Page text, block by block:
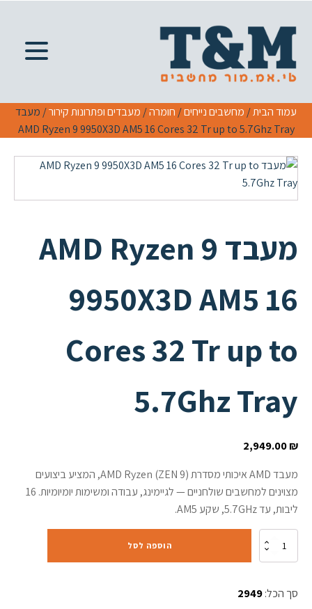
עמוד הבית/ מחשבים נייחים/ חומרה/ מעבדים ופתרונות קירור/ מעבד
AMD Ryzen 9 9950X3D AM5 16 Cores 32 Tr up to 5.7Ghz Tray
מעבד AMD Ryzen 9
9950X3D AM5 16
Cores 32 Tr up to
5.7Ghz Tray
2,949.00₪
מעבד AMD איכותי מסדרת AMD Ryzen (ZEN 9), המציע ביצועים
מצוינים למחשבים שולחניים — לגיימינג, עבודה ומשימות יומיומיות. 16
ליבות, עד 5.7GHz, שקע AM5.
כמות
Ryzen
הוספה לסל
סך הכל:2949